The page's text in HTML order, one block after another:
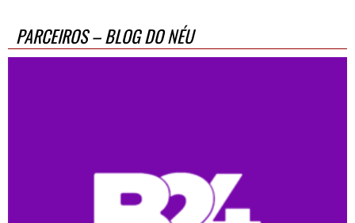
PARCEIROS – BLOG DO NÉU